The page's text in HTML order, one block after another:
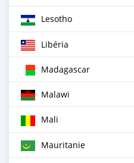
Lesotho
Libéria
Madagascar
Malawi
Mali
Mauritanie